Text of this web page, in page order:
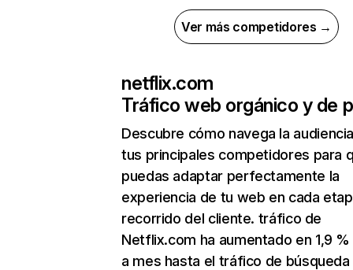
Ver más competidores →
netflix.com
Tráfico web orgánico y de
Descubre cómo navega la
tus principales competidores para
puedas adaptar perfectamente la
experiencia de tu web en cada
recorrido del cliente. tráfico de
Netflix.com ha aumentado en 1,9
a mes hasta el tráfico de búsqueda